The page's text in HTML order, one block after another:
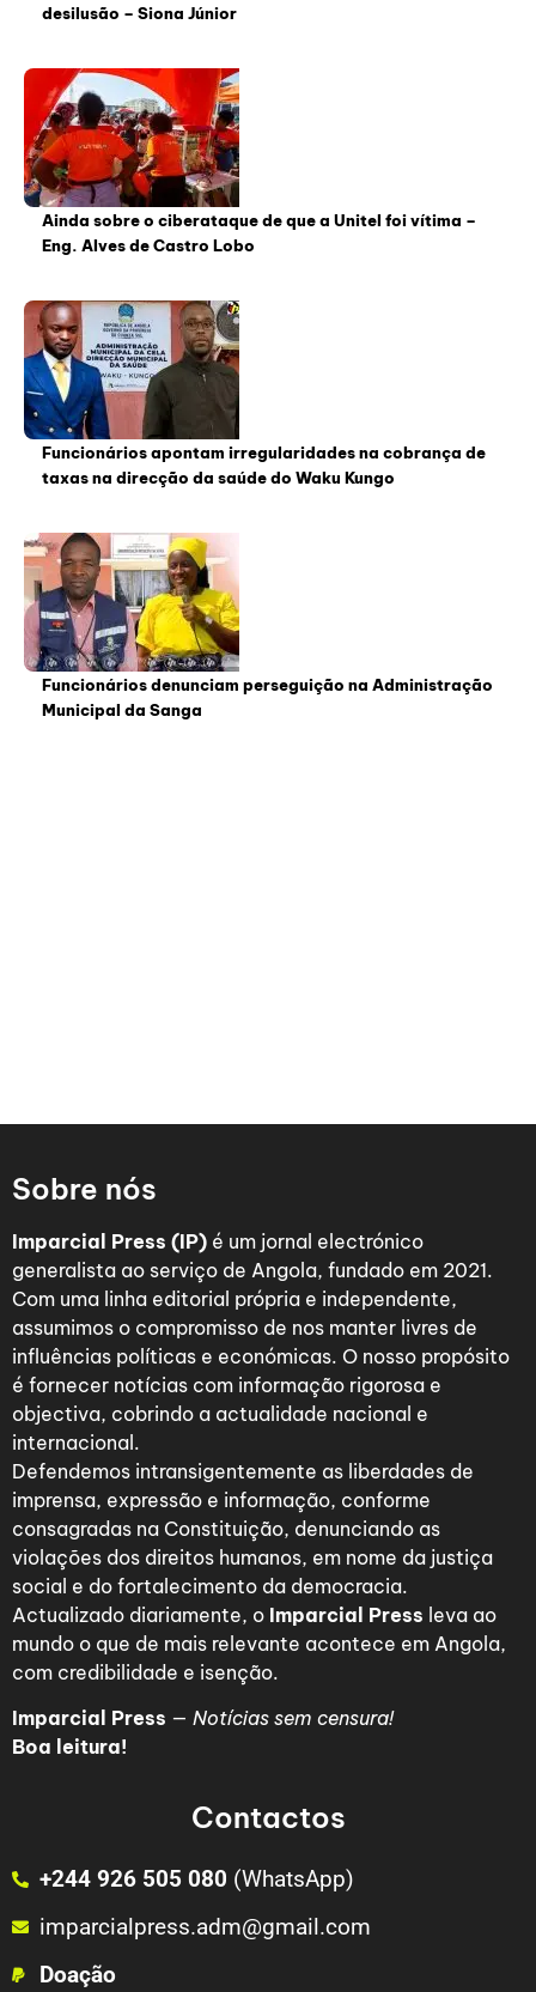
desilusão – Siona Júnior
Ainda sobre o ciberataque de que a Unitel foi vítima –
Eng. Alves de Castro Lobo
Funcionários apontam irregularidades na cobrança de
taxas na direcção da saúde do Waku Kungo
Funcionários denunciam perseguição na Administração
Municipal da Sanga
Sobre nós
Imparcial Press (IP) é um jornal electrónico
generalista ao serviço de Angola, fundado em 2021.
Com uma linha editorial própria e independente,
assumimos o compromisso de nos manter livres de
influências políticas e económicas. O nosso propósito
é fornecer notícias com informação rigorosa e
objectiva, cobrindo a actualidade nacional e
internacional.
Defendemos intransigentemente as liberdades de
imprensa, expressão e informação, conforme
consagradas na Constituição, denunciando as
violações dos direitos humanos, em nome da justiça
social e do fortalecimento da democracia.
Actualizado diariamente, o Imparcial Press leva ao
mundo o que de mais relevante acontece em Angola,
com credibilidade e isenção.
Imparcial Press — Notícias sem censura!
Boa leitura!
Contactos
+244 926 505 080 (WhatsApp)
imparcialpress.adm@gmail.com
Doação